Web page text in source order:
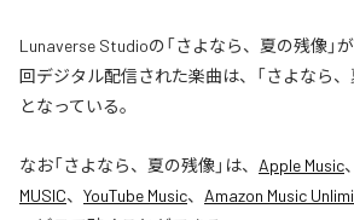
Lunaverse Studioの「さよなら、夏の残像」
回デジタル配信された楽曲は、「さよなら、
となっている。
なお「さよなら、夏の残像」は、 Apple Music、
MUSIC、 YouTube Music、 Amazon Music